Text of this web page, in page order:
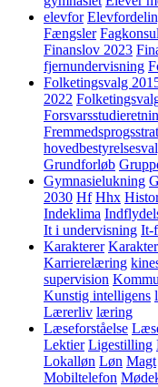
elevfor
Fængsler
Finanslov 2023
fjernundervisning
Folketingsvalg
2022
Grundforløb
Gymnasielukning
2030 Hf Hhx
Indeklima
It i undervisning It-
Karakterer
Karrierelæring
supervision
Kunstig intelligens l
Lærerliv læring
Læseforståelse
Lektier Ligestilling
Lokalløn Løn Magt
Mobiltelefon